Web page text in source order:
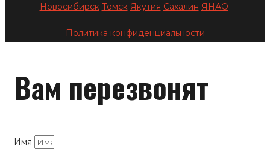
Новосибирск Томск Якутия Сахалин ЯНАО
Политика конфиденциальности
Вам перезвонят
Имя